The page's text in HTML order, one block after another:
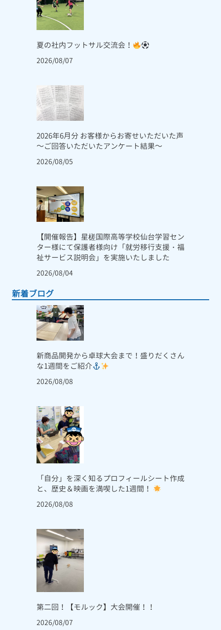
夏の社内フットサル交流会！
2026/08/07
2026年6月分 お客様からお寄せいただいた声
～ご回答いただいたアンケート結果～
2026/08/05
【開催報告】星槎国際高等学校仙台学習セン
ター様にて保護者様向け「就労移行支援・福
祉サービス説明会」を実施いたしました
2026/08/04
新着ブログ
新商品開発から卓球大会まで！盛りだくさん
な1週間をご紹介
2026/08/08
「自分」を深く知るプロフィールシート作成
と、歴史＆映画を満喫した1週間！
2026/08/08
第二回！【モルック】大会開催！！
2026/08/07